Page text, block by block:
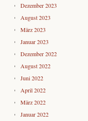
Dezember 2023
August 2023
März 2023
Januar 2023
Dezember 2022
August 2022
Juni 2022
April 2022
März 2022
Januar 2022